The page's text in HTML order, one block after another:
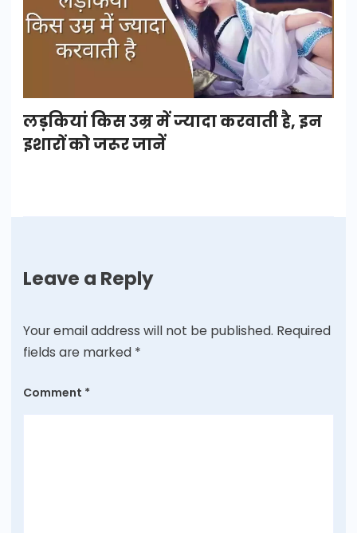
लड़कियां किस उम्र में ज्यादा करवाती है, इन
इशारों को जरूर जानें
Leave a Reply
Your email address will not be published. Required
fields are marked *
Comment *